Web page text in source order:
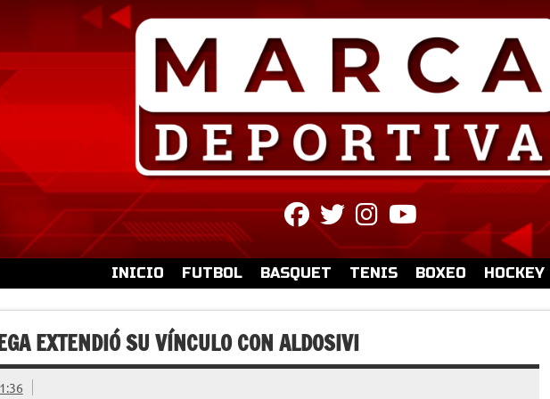
fab
fa-
facebook
fab
fa-
twitter
fab
fa-
instagram
fa-
youtube
INICIO FUTBOL BASQUET TENIS BOXEO HOCKEY
EXTENDIÓ SU VÍNCULO CON ALDOSIVI